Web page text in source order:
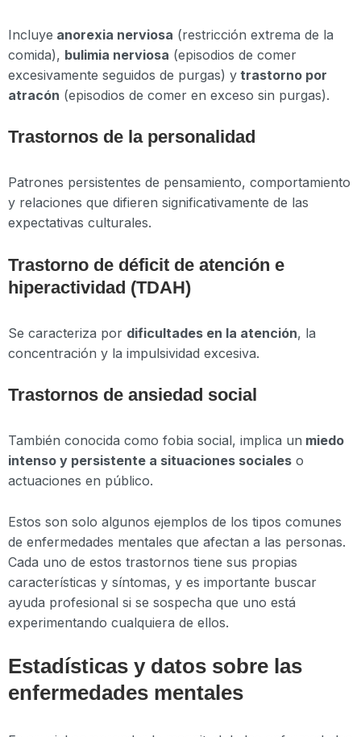
Incluye anorexia nerviosa (restricción extrema de la
comida), bulimia nerviosa (episodios de comer
excesivamente seguidos de purgas) y trastorno por
atracón (episodios de comer en exceso sin purgas).
Trastornos de la personalidad
Patrones persistentes de pensamiento, comportamiento
y relaciones que difieren significativamente de las
expectativas culturales.
Trastorno de déficit de atención e
hiperactividad (TDAH)
Se caracteriza por dificultades en la atención, la
concentración y la impulsividad excesiva.
Trastornos de ansiedad social
También conocida como fobia social, implica un miedo
intenso y persistente a situaciones sociales o
actuaciones en público.
Estos son solo algunos ejemplos de los tipos comunes
de enfermedades mentales que afectan a las personas.
Cada uno de estos trastornos tiene sus propias
características y síntomas, y es importante buscar
ayuda profesional si se sospecha que uno está
experimentando cualquiera de ellos.
Estadísticas y datos sobre las
enfermedades mentales